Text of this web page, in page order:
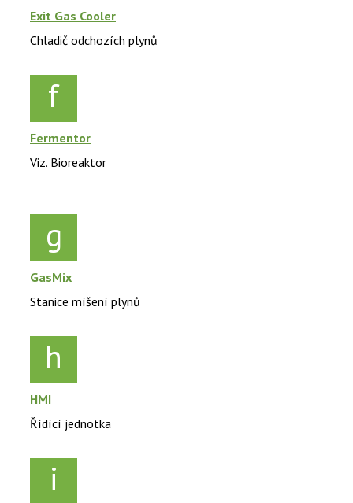
Exit Gas Cooler
Chladič odchozích plynů
f
Fermentor
Viz. Bioreaktor
g
GasMix
Stanice míšení plynů
h
HMI
Řídící jednotka
i